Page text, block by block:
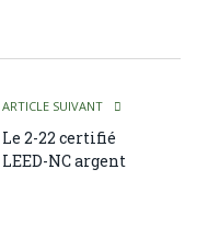
ARTICLE SUIVANT
Le 2-22 certifié
LEED-NC argent